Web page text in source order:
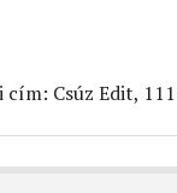
Csúz Edit,